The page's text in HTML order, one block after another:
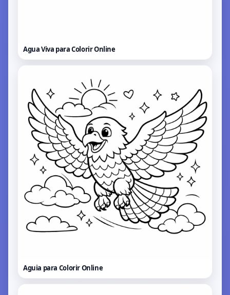
Agua Viva para ColorirOnline
Aguia para ColorirOnline